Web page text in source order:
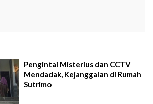
Pengintai Misterius dan CCTV
Mendadak, Kejanggalan di Rumah
Sutrimo